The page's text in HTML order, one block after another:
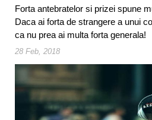
Forta antebratelor si prizei spune
Daca ai forta de strangere a unui
ca nu prea ai multa forta generala!
28 Feb, 2018